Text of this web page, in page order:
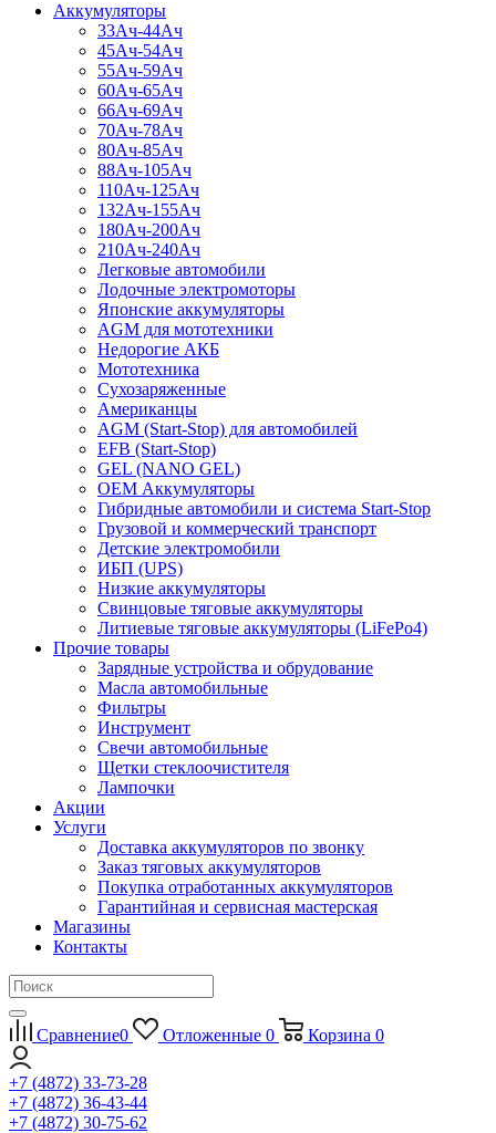
Аккумуляторы
33Ач-44Ач
45Ач-54Ач
55Ач-59Ач
60Ач-65Ач
66Ач-69Ач
70Ач-78Ач
80Ач-85Ач
88Ач-105Ач
110Ач-125Ач
132Ач-155Ач
180Ач-200Ач
210Ач-240Ач
Легковые автомобили
Лодочные электромоторы
Японские аккумуляторы
AGM для мототехники
Недорогие АКБ
Мототехника
Сухозаряженные
Американцы
AGM (Start-Stop) для автомобилей
EFB (Start-Stop)
GEL (NANO GEL)
OEM Аккумуляторы
Гибридные автомобили и система Start-Stop
Грузовой и коммерческий транспорт
Детские электромобили
ИБП (UPS)
Низкие аккумуляторы
Свинцовые тяговые аккумуляторы
Литиевые тяговые аккумуляторы (LiFePo4)
Прочие товары
Зарядные устройства и обрудование
Масла автомобильные
Фильтры
Инструмент
Свечи автомобильные
Щетки стеклоочистителя
Лампочки
Акции
Услуги
Доставка аккумуляторов по звонку
Заказ тяговых аккумуляторов
Покупка отработанных аккумуляторов
Гарантийная и сервисная мастерская
Магазины
Контакты
Сравнение0 Отложенные 0 Корзина 0
+7 (4872) 33-73-28
+7 (4872) 36-43-44
+7 (4872) 30-75-62